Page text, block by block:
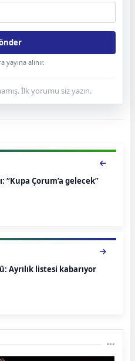
alınır.
İlk yorumu siz yazın.
“Kupa Çorum’a gelecek”
Ayrılık listesi kabarıyor